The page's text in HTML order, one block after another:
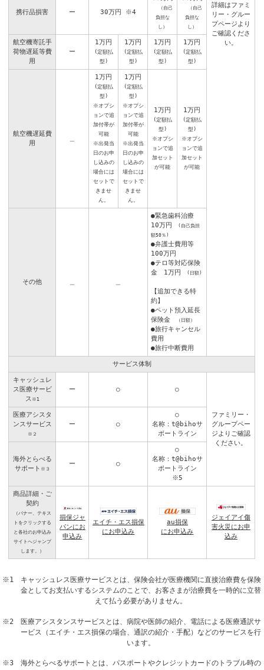
詳細はファミ
リー・グルー
プページより
ご確認くださ
い。
携行品損害 ー 30万円 ※4
（自己
負担な
し）
（自己
負担な
し）
航空機寄託手
荷物遅延等費
用
ー
1万円
(定額払
型)
1万円
(定額払
型)
1万円
(定額払
型)
1万円
(定額払
型)
航空機遅延費
用
1万円
(定額払
型)
※オプシ
ョンで追
加付帯が
可能
※出発当
日のお申
し込みの
場合には
セットで
きませ
ん。
1万円
(定額払
型)
※オプシ
ョンで追
加付帯が
可能
※出発当
日のお申
し込みの
場合には
セットで
きませ
ん。
1万円
(定額払
型)
※オプシ
ョンで追
加セット
が可能
1万円
(定額払
型)
※オプシ
ョンで追
加セット
が可能
その他
●緊急歯科治療
10万円
(自己負担
額50％)
●弁護士費用等
100万円
●テロ等対応保険
金 1万円
(日額)
【追加できる特
約】
●ペット預入延長
保険金
（日額）
●旅行キャンセル
費用
●旅行中断費用
サービス体制
キャッシュレ
ス医療サービ
ス ※1
ー ○ ○
ファミリー・
グループペー
ジよりご確認
ください。
医療アシスタ
ンスサービス
※２
ー ○
○
名称：t@bihoサ
ポートライン
海外とらべる
サポート ※３
ー ○
○
名称：t@bihoサ
ポートライン
※5
商品詳細・ご
契約
（バナー、テキス
トをクリックする
と各社のお申込み
サイトへジャンプ
します。）
損保ジャ
パンにお
申込み
エイチ・エス損保
にお申込み
au損保
にお申込み
ジェイアイ傷
害火災にお申
込み
※1 キャッシュレス医療サービスとは、保険会社が医療機関に直接治療費を保険
金としてお支払いするシステムのことで、お客さまが治療費を一時的に立替
えて払う必要がありません。
※2 医療アシスタンスサービスとは、病院や医師の紹介、電話による医療通訳サ
ービス（エイチ・エス損保の場合、通訳の紹介・手配）などのサービスを行
います。
※3 海外とらべるサポートとは、パスポートやクレジットカードのトラブル時の